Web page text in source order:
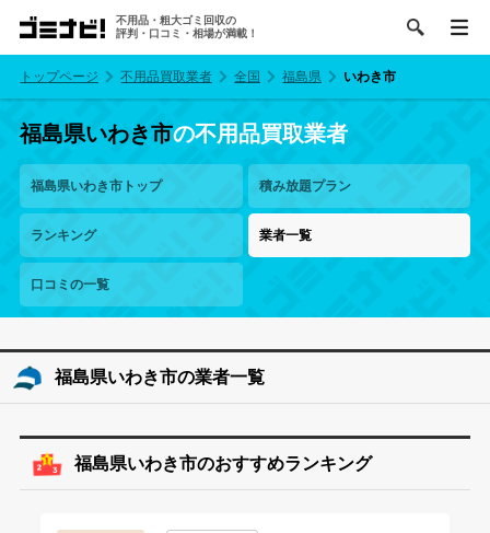
不用品・粗大ゴミ回収の
評判・口コミ・相場が満載！
トップページ 不用品買取業者 全国 福島県 いわき市
福島県いわき市の不用品買取業者
福島県いわき市トップ 積み放題プラン
ランキング 業者一覧
口コミの一覧
福島県いわき市の業者一覧
福島県いわき市のおすすめランキング